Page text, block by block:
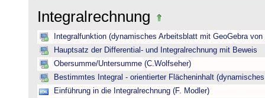
Integralrechnung
Integralfunktion (dynamisches Arbeitsblatt mit GeoGebra
Hauptsatz der Differential- und Integralrechnung mit Beweis
Obersumme/Untersumme (C.Wolfseher)
Bestimmtes Integral - orientierter Flächeninhalt
Einführung in die Integralrechnung (F. Modler)